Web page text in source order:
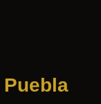
Puebla